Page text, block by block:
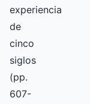
experiencia
de
cinco
siglos
(pp.
607-